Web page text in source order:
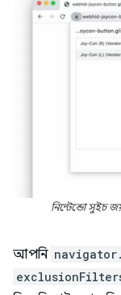
নিন্টেন্ডো সুইচ
আপনি